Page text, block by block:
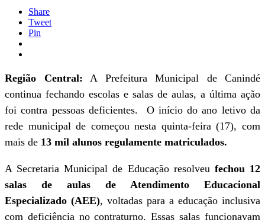
Share
Tweet
Pin
Região Central: A Prefeitura Municipal de Canindé
continua fechando escolas e salas de aulas, a última ação
foi contra pessoas deficientes. O início do ano letivo da
rede municipal de começou nesta quinta-feira (17), com
mais de 13 mil alunos regulamente matriculados.
A Secretaria Municipal de Educação resolveu fechou 12
salas de aulas de Atendimento Educacional
Especializado (AEE), voltadas para a educação inclusiva
com deficiência no contraturno. Essas salas funcionavam